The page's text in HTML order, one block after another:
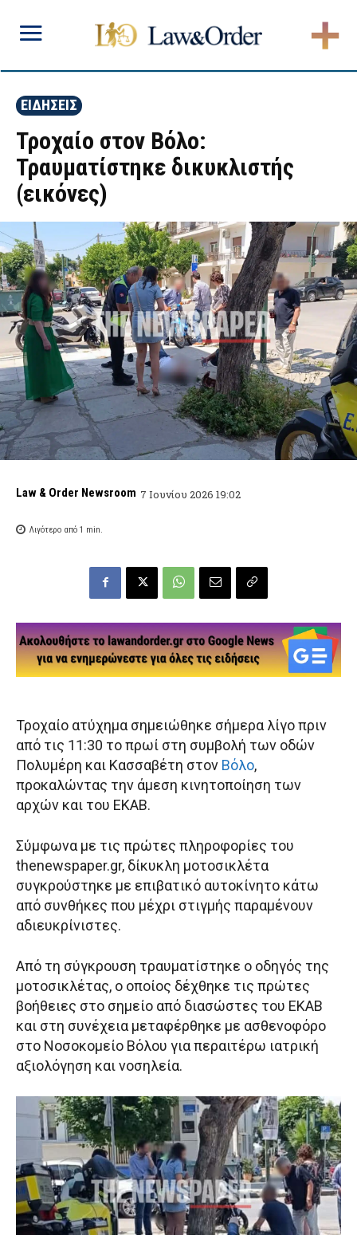
ΕΙΔΗΣΕΙΣ
Τροχαίο στον Βόλο:
Τραυματίστηκε δικυκλιστής
(εικόνες)
Law & Order Newsroom 7 Ιουνίου 2026 19:02
Λιγότερο από 1 min.
Τροχαίο ατύχημα σημειώθηκε σήμερα λίγο πριν
από τις 11:30 το πρωί στη συμβολή των οδών
Πολυμέρη και Κασσαβέτη στον Βόλο,
προκαλώντας την άμεση κινητοποίηση των
αρχών και του ΕΚΑΒ.
Σύμφωνα με τις πρώτες πληροφορίες του
thenewspaper.gr, δίκυκλη μοτοσικλέτα
συγκρούστηκε με επιβατικό αυτοκίνητο κάτω
από συνθήκες που μέχρι στιγμής παραμένουν
αδιευκρίνιστες.
Από τη σύγκρουση τραυματίστηκε ο οδηγός της
μοτοσικλέτας, ο οποίος δέχθηκε τις πρώτες
βοήθειες στο σημείο από διασώστες του ΕΚΑΒ
και στη συνέχεια μεταφέρθηκε με ασθενοφόρο
στο Νοσοκομείο Βόλου για περαιτέρω ιατρική
αξιολόγηση και νοσηλεία.